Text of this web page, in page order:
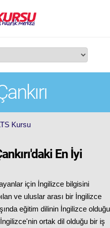
Kursu
En İyi
için İngilizce bilgisini
ve uluslar arası bir İngilizce
eğitim dilinin İngilizce olduğu
ortak dil olduğu bir iş